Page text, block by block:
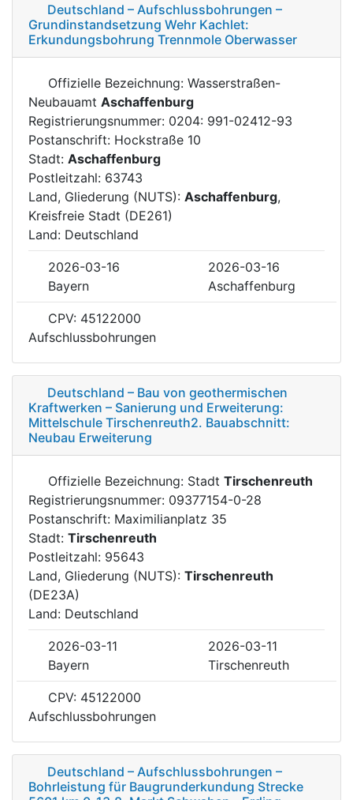
Deutschland – Aufschlussbohrungen –
Grundinstandsetzung Wehr Kachlet:
Erkundungsbohrung Trennmole Oberwasser
Offizielle Bezeichnung: Wasserstraßen-
Neubauamt Aschaffenburg
Registrierungsnummer: 0204: 991-02412-93
Postanschrift: Hockstraße 10
Stadt: Aschaffenburg
Postleitzahl: 63743
Land, Gliederung (NUTS): Aschaffenburg,
Kreisfreie Stadt (DE261)
Land: Deutschland
2026-03-16
2026-03-16
Bayern
Aschaffenburg
CPV: 45122000
Aufschlussbohrungen
Deutschland – Bau von geothermischen
Kraftwerken – Sanierung und Erweiterung:
Mittelschule Tirschenreuth2. Bauabschnitt:
Neubau Erweiterung
Offizielle Bezeichnung: Stadt Tirschenreuth
Registrierungsnummer: 09377154-0-28
Postanschrift: Maximilianplatz 35
Stadt: Tirschenreuth
Postleitzahl: 95643
Land, Gliederung (NUTS): Tirschenreuth
(DE23A)
Land: Deutschland
2026-03-11
2026-03-11
Bayern
Tirschenreuth
CPV: 45122000
Aufschlussbohrungen
Deutschland – Aufschlussbohrungen –
Bohrleistung für Baugrunderkundung Strecke